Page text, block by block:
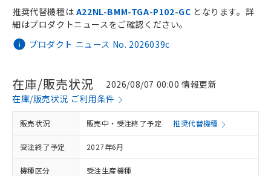
プロダクト ニュース No. 2026039c
推奨代替機種は A22NL-BMM-TGA-P102-GC となります。詳
細はプロダクトニュースをご確認ください。
在庫/販売状況
2026/08/07 00:00 情報更新
在庫/販売状況 ご利用条件
販売状況 販売中・受注終了予定 推奨代替機種
受注終了予定 2027年6月
機種区分 受注生産機種